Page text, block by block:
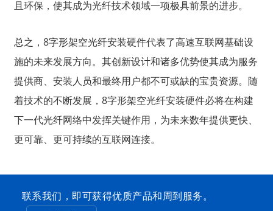
且环保，使其成为光纤技术领域一项极具前景的进步。
总之，8字形架空光纤安装硬件代表了高速互联网基础设
施的未来发展方向。其创新设计和诸多优势使其成为服务
提供商、安装人员和最终用户都不可或缺的宝贵资源。随
着技术的不断发展，8字形架空光纤安装硬件必将在构建
下一代光纤网络中发挥关键作用，为未来数年提供更快、
更可靠、更可持续的互联网连接。
联系我们，即可获得优质产品和周到服务。